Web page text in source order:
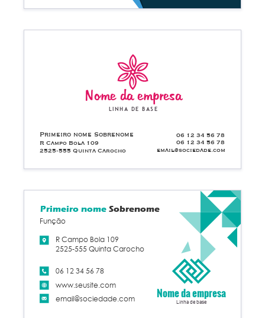
06 12 34 56 78
email@sociedade.com
R Campo Bola 109
2525-555 Quinta Carocho
06 12 34 56 78
Primeiro nome Sobrenome
Nome da empresa
Linha de base
www.seusite.com
email@sociedade.com
06 12 34 56 78
Função
R Campo Bola 109
2525-555 Quinta Carocho
Primeiro nome Sobrenome
Nome da empresa
Linha de base